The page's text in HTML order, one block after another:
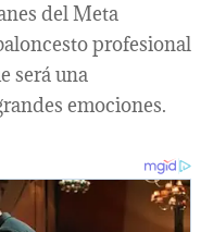
del Meta
profesional
será una
emociones.